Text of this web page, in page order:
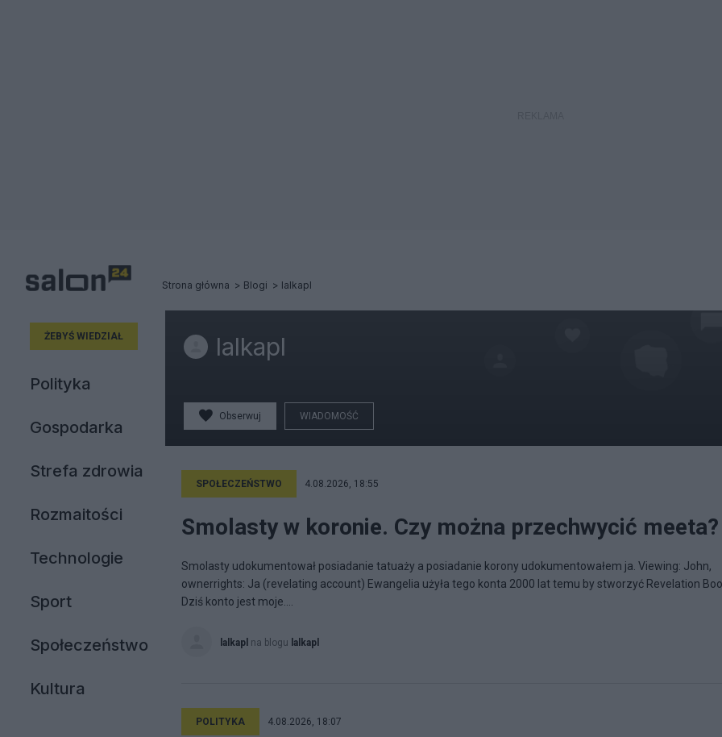
Strona główna Blogi lalkapl
ŻEBYŚ WIEDZIAŁ
Polityka
Gospodarka
Strefa zdrowia
Rozmaitości
Technologie
Sport
Społeczeństwo
Kultura
lalkapl
Obserwuj WIADOMOŚĆ
SPOŁECZEŃSTWO 4.08.2026, 18:55
Smolasty w koronie. Czy można przechwycić meeta?
Smolasty udokumentował posiadanie tatuaży a posiadanie korony udokumentowałem ja. Viewing: John,
ownerrights: Ja (revelating account) Ewangelia użyła tego konta 2000 lat temu by stworzyć Revelation
Dziś konto jest moje....
lalkapl na blogu lalkapl
POLITYKA 4.08.2026, 18:07